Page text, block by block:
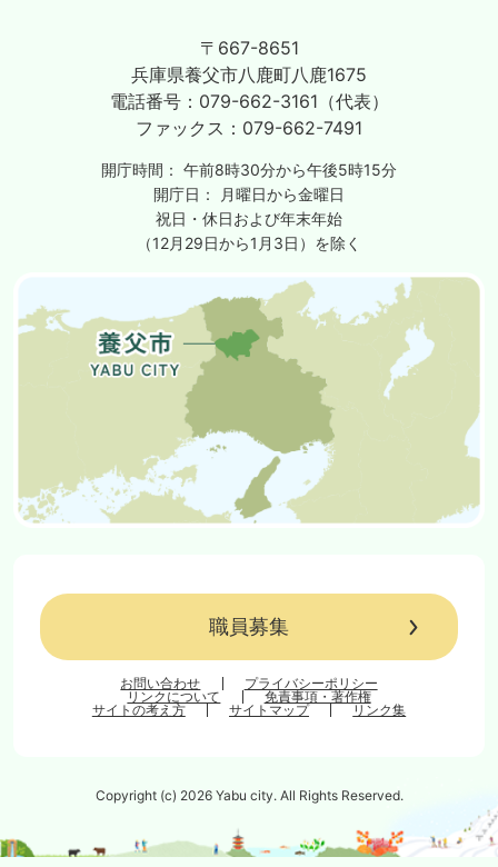
〒667-8651
兵庫県養父市八鹿町八鹿1675
電話番号： 079-662-3161（代表）
ファックス： 079-662-7491
開庁時間： 午前8時30分から午後5時15分
開庁日：
月曜日から金曜日
祝日・休日および年末年始
（12月29日から1月3日）を除く
職員募集
お問い合わせ
プライバシーポリシー
リンクについて
免責事項・著作権
サイトの考え方
サイトマップ リンク集
Copyright (c) 2026 Yabu city. All Rights Reserved.